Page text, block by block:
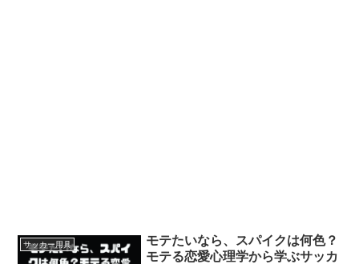
サッカー用具
モテたいなら、スパイクは何色？
モテる恋愛心理学から学ぶサッカ